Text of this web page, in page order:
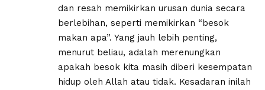
dan resah memikirkan urusan dunia secara
berlebihan, seperti memikirkan “besok
makan apa”. Yang jauh lebih penting,
menurut beliau, adalah merenungkan
apakah besok kita masih diberi kesempatan
hidup oleh Allah atau tidak. Kesadaran inilah